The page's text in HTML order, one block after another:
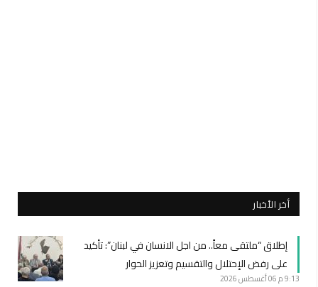
أخر الأخبار
إطلاق “ملتقى معاً.. من اجل الانسان في لبنان”: تأكيد
على رفض الإحتلال والتقسيم وتعزيز الحوار
9:13 م 06 أغسطس 2026